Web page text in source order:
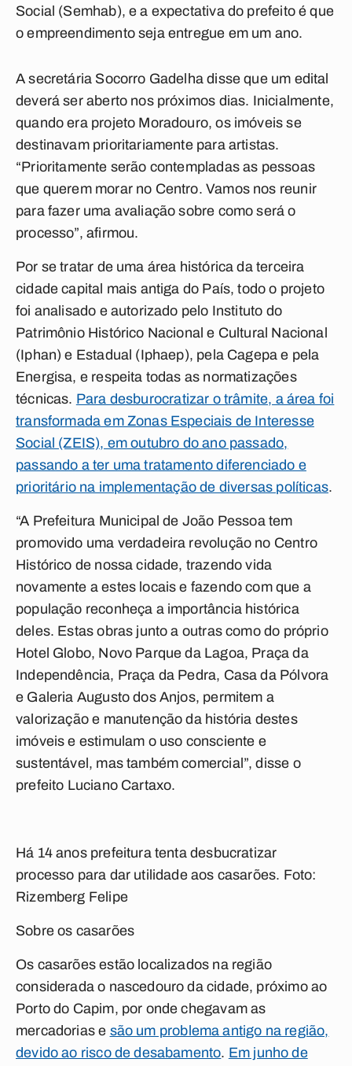
Social (Semhab), e a expectativa do prefeito é que
o empreendimento seja entregue em um ano.
A secretária Socorro Gadelha disse que um edital
deverá ser aberto nos próximos dias. Inicialmente,
quando era projeto Moradouro, os imóveis se
destinavam prioritariamente para artistas.
“Prioritamente serão contempladas as pessoas
que querem morar no Centro. Vamos nos reunir
para fazer uma avaliação sobre como será o
processo”, afirmou.
Por se tratar de uma área histórica da terceira
cidade capital mais antiga do País, todo o projeto
foi analisado e autorizado pelo Instituto do
Patrimônio Histórico Nacional e Cultural Nacional
(Iphan) e Estadual (Iphaep), pela Cagepa e pela
Energisa, e respeita todas as normatizações
técnicas. Para desburocratizar o trâmite, a área foi
transformada em Zonas Especiais de Interesse
Social (ZEIS), em outubro do ano passado,
passando a ter uma tratamento diferenciado e
prioritário na implementação de diversas políticas.
“A Prefeitura Municipal de João Pessoa tem
promovido uma verdadeira revolução no Centro
Histórico de nossa cidade, trazendo vida
novamente a estes locais e fazendo com que a
população reconheça a importância histórica
deles. Estas obras junto a outras como do próprio
Hotel Globo, Novo Parque da Lagoa, Praça da
Independência, Praça da Pedra, Casa da Pólvora
e Galeria Augusto dos Anjos, permitem a
valorização e manutenção da história destes
imóveis e estimulam o uso consciente e
sustentável, mas também comercial”, disse o
prefeito Luciano Cartaxo.
Há 14 anos prefeitura tenta desbucratizar
processo para dar utilidade aos casarões. Foto:
Rizemberg Felipe
Sobre os casarões
Os casarões estão localizados na região
considerada o nascedouro da cidade, próximo ao
Porto do Capim, por onde chegavam as
mercadorias e são um problema antigo na região,
devido ao risco de desabamento. Em junho de